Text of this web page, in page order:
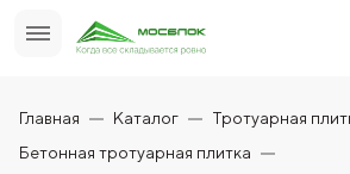
Главная Каталог
Тротуарная
Бетонная тротуарная плитка